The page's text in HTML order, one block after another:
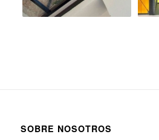
SOBRE NOSOTROS